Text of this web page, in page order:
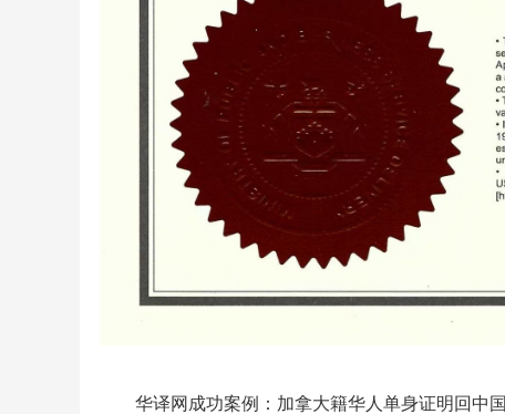
华译网成功案例：加拿大籍华人单身证明回中